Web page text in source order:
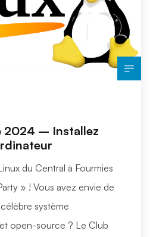
2024 – Installez
du Central à Fourmies
» ! Vous avez envie de
système
open-source ? Le Club